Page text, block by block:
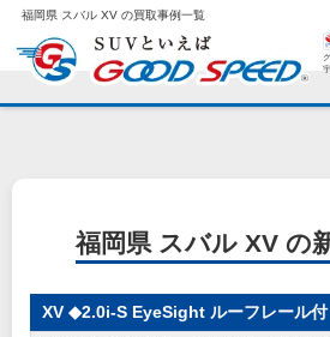
福岡県 スバル XV の買取事例一覧
福岡県 スバル XV の
XV ◆2.0i-S EyeSight ルーフレール付